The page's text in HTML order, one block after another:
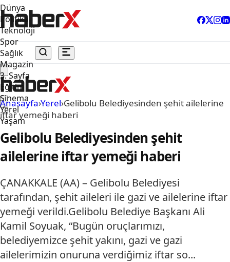
Dünya
Politika
Teknoloji
Spor
Sağlık
Magazin
3. Sayfa
Eğitim
Sinema
Yerel
Yaşam
Anasayfa›Yerel›Gelibolu Belediyesinden şehit ailelerine
iftar yemeği haberi
Gelibolu Belediyesinden şehit
ailelerine iftar yemeği haberi
ÇANAKKALE (AA) – Gelibolu Belediyesi
tarafından, şehit aileleri ile gazi ve ailelerine iftar
yemeği verildi.Gelibolu Belediye Başkanı Ali
Kamil Soyuak, “Bugün oruçlarımızı,
belediyemizce şehit yakını, gazi ve gazi
ailelerimizin onuruna verdiğimiz iftar so...